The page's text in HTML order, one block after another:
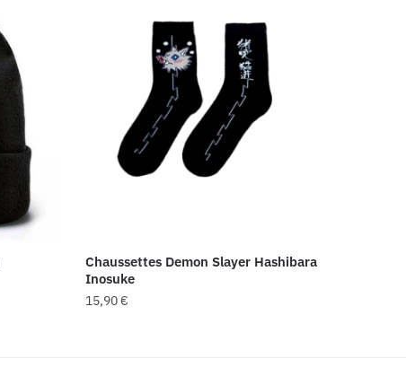
Chaussettes Demon Slayer Hashibara
Inosuke
15,90€